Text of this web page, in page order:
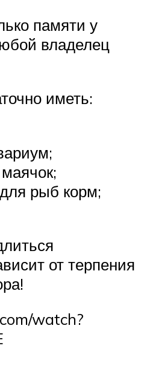
памяти у
владелец
иметь:
рыб корм;
от терпения
watch?